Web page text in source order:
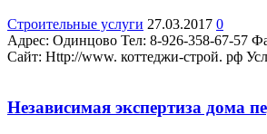
Строительные услуги 27.03.2017 0
Адрес: Одинцово Teл: 8-926-358-67-57
Сайт: Http://www. коттеджи-строй. рф
Независимая экспертиза дома